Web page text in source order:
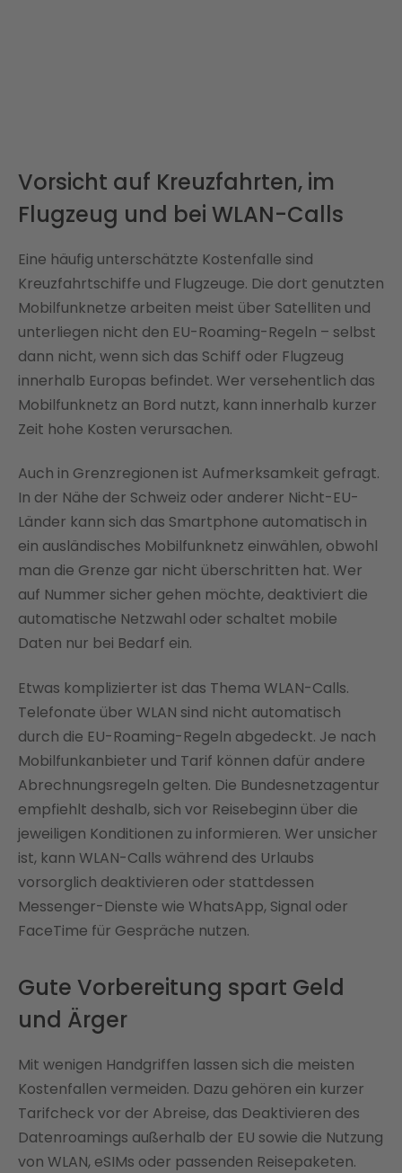
Vorsicht auf Kreuzfahrten, im
Flugzeug und bei WLAN-Calls
Eine häufig unterschätzte Kostenfalle sind
Kreuzfahrtschiffe und Flugzeuge. Die dort genutzten
Mobilfunknetze arbeiten meist über Satelliten und
unterliegen nicht den EU-Roaming-Regeln – selbst
dann nicht, wenn sich das Schiff oder Flugzeug
innerhalb Europas befindet. Wer versehentlich das
Mobilfunknetz an Bord nutzt, kann innerhalb kurzer
Zeit hohe Kosten verursachen.
Auch in Grenzregionen ist Aufmerksamkeit gefragt.
In der Nähe der Schweiz oder anderer Nicht-EU-
Länder kann sich das Smartphone automatisch in
ein ausländisches Mobilfunknetz einwählen, obwohl
man die Grenze gar nicht überschritten hat. Wer
auf Nummer sicher gehen möchte, deaktiviert die
automatische Netzwahl oder schaltet mobile
Daten nur bei Bedarf ein.
Etwas komplizierter ist das Thema WLAN-Calls.
Telefonate über WLAN sind nicht automatisch
durch die EU-Roaming-Regeln abgedeckt. Je nach
Mobilfunkanbieter und Tarif können dafür andere
Abrechnungsregeln gelten. Die Bundesnetzagentur
empfiehlt deshalb, sich vor Reisebeginn über die
jeweiligen Konditionen zu informieren. Wer unsicher
ist, kann WLAN-Calls während des Urlaubs
vorsorglich deaktivieren oder stattdessen
Messenger-Dienste wie WhatsApp, Signal oder
FaceTime für Gespräche nutzen.
Gute Vorbereitung spart Geld
und Ärger
Mit wenigen Handgriffen lassen sich die meisten
Kostenfallen vermeiden. Dazu gehören ein kurzer
Tarifcheck vor der Abreise, das Deaktivieren des
Datenroamings außerhalb der EU sowie die Nutzung
von WLAN, eSIMs oder passenden Reisepaketen.